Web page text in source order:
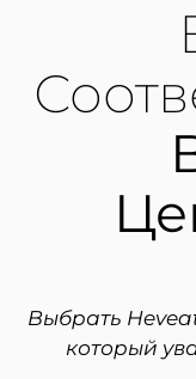
Выбрать
который